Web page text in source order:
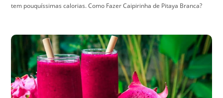
tem pouquíssimas calorias. Como Fazer Caipirinha de Pitaya Branca?